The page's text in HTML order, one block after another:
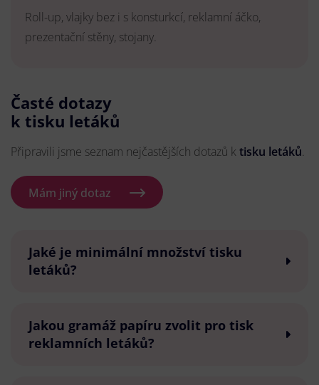
Roll-up, vlajky bez i s konsturkcí, reklamní áčko,
prezentační stěny, stojany.
Časté dotazy
k tisku letáků
Připravili jsme seznam nejčastějších dotazů k tisku letáků.
Mám jiný dotaz
Jaké je minimální množství tisku
letáků?
Jakou gramáž papíru zvolit pro tisk
reklamních letáků?